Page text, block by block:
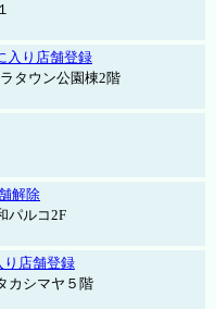
入り店舗登録
タウン公園棟2階
解除
パルコ2F
り店舗登録
カシマヤ５階